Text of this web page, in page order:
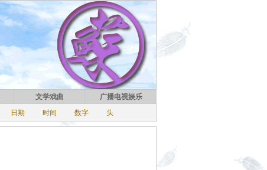
文学戏曲
广播电视娱乐
日期 时间 数字 头